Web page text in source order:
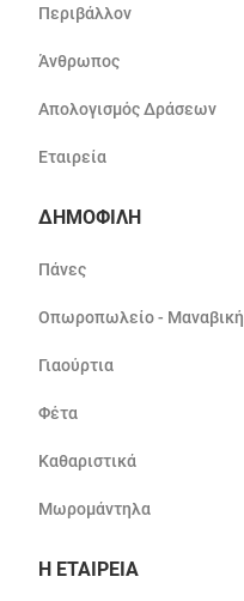
Περιβάλλον
Άνθρωπος
Απολογισμός Δράσεων
Εταιρεία
ΔΗΜΟΦΙΛΗ
Πάνες
Οπωροπωλείο - Μαναβική
Γιαούρτια
Φέτα
Καθαριστικά
Μωρομάντηλα
Η ΕΤΑΙΡΕΙΑ